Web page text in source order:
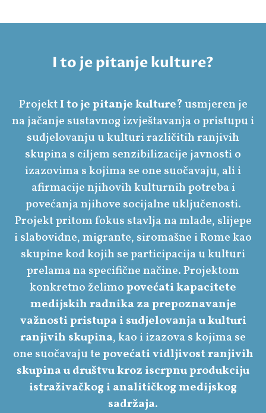
I to je pitanje kulture?
ProjektI to je pitanje kulture?usmjeren je
na jačanje sustavnog izvještavanja o pristupu i
sudjelovanju u kulturi različitih ranjivih
skupina s ciljem senzibilizacije javnosti o
izazovima s kojima se one suočavaju, ali i
afirmacije njihovih kulturnih potreba i
povećanja njihove socijalne uključenosti.
Projekt pritom fokus stavlja na mlade, slijepe
i slabovidne, migrante, siromašne i Rome kao
skupine kod kojih se participacija u kulturi
prelama na specifične načine. Projektom
konkretno želimopovećati kapacitete
medijskih radnika za prepoznavanje
važnosti pristupa i sudjelovanja u kulturi
ranjivih skupina, kao i izazova s kojima se
one suočavaju tepovećati vidljivost ranjivih
skupina u društvu kroz iscrpnu produkciju
istraživačkog i analitičkog medijskog
sadržaja.